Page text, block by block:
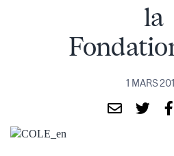
la
1 MARS